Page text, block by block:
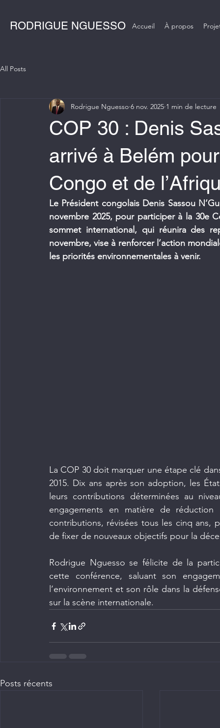
RODRIGUE NGUESSO Accueil À propos
All Posts
COP 30 : Denis
arrivé à Belém
Congo et de
Rodrigue Nguesso 6 nov. 2025 1 min de lecture
Le Président congolais Denis Sassou
novembre 2025, pour participer à la 30e
sommet international, qui réunira des
novembre, vise à renforcer l’action
les priorités environnementales à venir.
La COP 30 doit marquer une étape clé
2015. Dix ans après son adoption, les
leurs contributions déterminées au
engagements en matière de
contributions, révisées tous les cinq ans,
de fixer de nouveaux objectifs pour la
Rodrigue Nguesso se félicite de la
cette conférence, saluant son
l’environnement et son rôle dans la
sur la scène internationale.
Posts récents